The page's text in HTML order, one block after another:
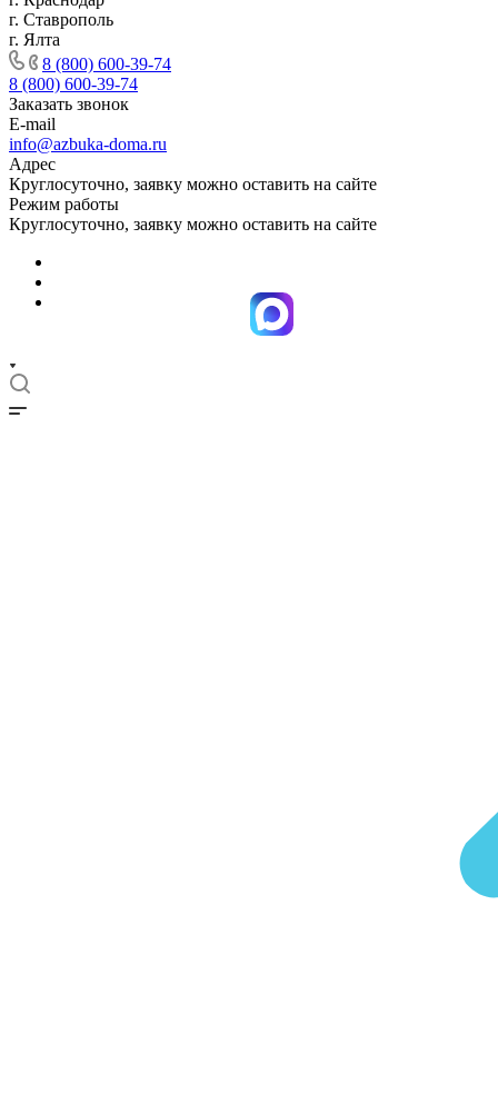
г. Ставрополь
г. Ялта
8 (800) 600-39-74
8 (800) 600-39-74
Заказать звонок
E-mail
info@azbuka-doma.ru
Адрес
Круглосуточно, заявку можно оставить на сайте
Режим работы
Круглосуточно, заявку можно оставить на сайте